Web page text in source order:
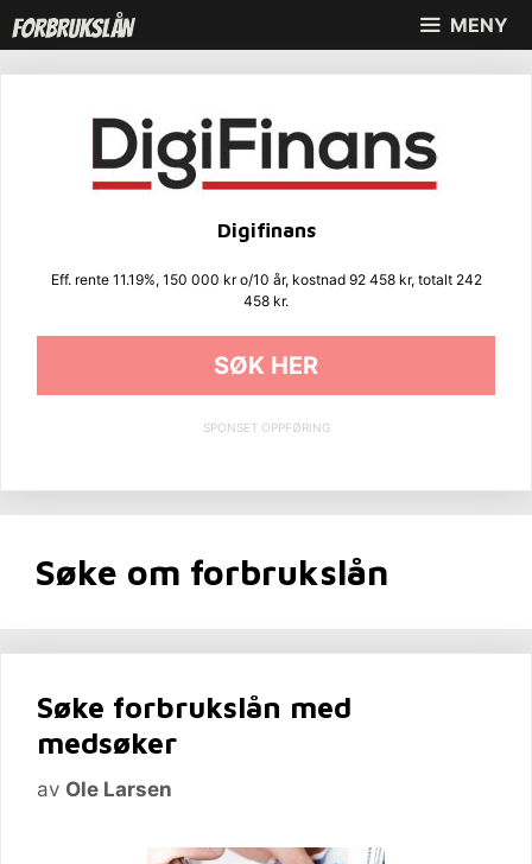
Hopp
til
innhold
MENY
Digifinans
Eff. rente 11.19%, 150 000 kr o/10 år, kostnad 92 458 kr, totalt 242
458 kr.
SØK HER
SPONSET OPPFØRING
Søke om forbrukslån
Søke forbrukslån med
medsøker
av Ole Larsen